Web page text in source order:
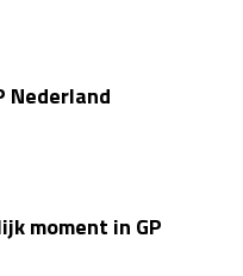
Nederland
moment in GP